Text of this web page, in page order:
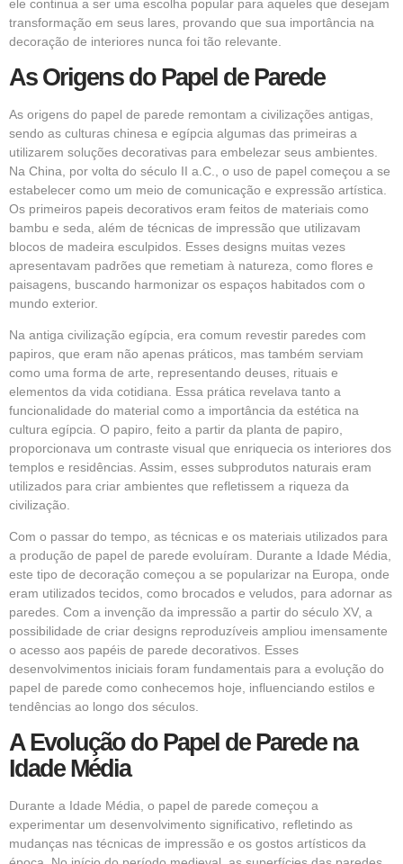
ele continua a ser uma escolha popular para aqueles que desejam
transformação em seus lares, provando que sua importância na
decoração de interiores nunca foi tão relevante.
As Origens do Papel de Parede
As origens do papel de parede remontam a civilizações antigas,
sendo as culturas chinesa e egípcia algumas das primeiras a
utilizarem soluções decorativas para embelezar seus ambientes.
Na China, por volta do século II a.C., o uso de papel começou a se
estabelecer como um meio de comunicação e expressão artística.
Os primeiros papeis decorativos eram feitos de materiais como
bambu e seda, além de técnicas de impressão que utilizavam
blocos de madeira esculpidos. Esses designs muitas vezes
apresentavam padrões que remetiam à natureza, como flores e
paisagens, buscando harmonizar os espaços habitados com o
mundo exterior.
Na antiga civilização egípcia, era comum revestir paredes com
papiros, que eram não apenas práticos, mas também serviam
como uma forma de arte, representando deuses, rituais e
elementos da vida cotidiana. Essa prática revelava tanto a
funcionalidade do material como a importância da estética na
cultura egípcia. O papiro, feito a partir da planta de papiro,
proporcionava um contraste visual que enriquecia os interiores dos
templos e residências. Assim, esses subprodutos naturais eram
utilizados para criar ambientes que refletissem a riqueza da
civilização.
Com o passar do tempo, as técnicas e os materiais utilizados para
a produção de papel de parede evoluíram. Durante a Idade Média,
este tipo de decoração começou a se popularizar na Europa, onde
eram utilizados tecidos, como brocados e veludos, para adornar as
paredes. Com a invenção da impressão a partir do século XV, a
possibilidade de criar designs reproduzíveis ampliou imensamente
o acesso aos papéis de parede decorativos. Esses
desenvolvimentos iniciais foram fundamentais para a evolução do
papel de parede como conhecemos hoje, influenciando estilos e
tendências ao longo dos séculos.
A Evolução do Papel de Parede na
Idade Média
Durante a Idade Média, o papel de parede começou a
experimentar um desenvolvimento significativo, refletindo as
mudanças nas técnicas de impressão e os gostos artísticos da